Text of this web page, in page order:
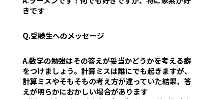
きです
Q.受験生へのメッセージ
A.数学の勉強はその答えが妥当かどうかを考える癖
をつけましょう。計算ミスは誰にでも起きますが、
計算ミスやそもそもの考え方が違っていた結果、答
えが明らかにおかしい場合があります